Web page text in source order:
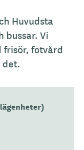
Huvudsta
bussar. Vi
frisör, fotvård
det.